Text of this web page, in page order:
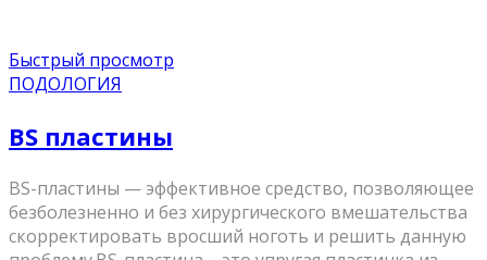
Быстрый просмотр
ПОДОЛОГИЯ
BS пластины
BS-пластины — эффективное средство, позволяющее
безболезненно и без хирургического вмешательства
скорректировать вросший ноготь и решить данную